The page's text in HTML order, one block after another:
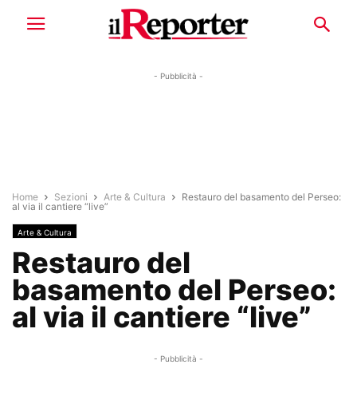
- Pubblicità -
Home Sezioni Arte & Cultura
Restauro del basamento del Perseo:
al via il cantiere “live”
Arte & Cultura
Restauro del
basamento del Perseo:
al via il cantiere “live”
- Pubblicità -